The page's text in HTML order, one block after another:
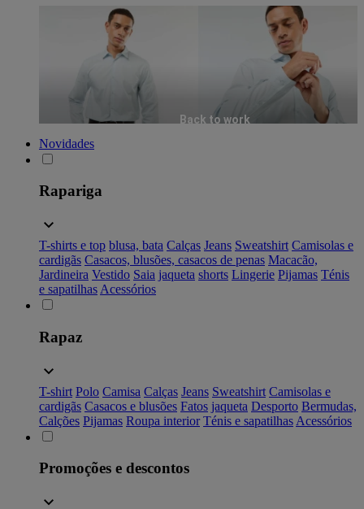
Back to work
Novidades
Rapariga
T-shirts e top blusa, bata Calças Jeans Sweatshirt Camisolas e
cardigãs Casacos, blusões, casacos de penas Macacão,
Jardineira Vestido Saia jaqueta shorts Lingerie Pijamas Ténis
e sapatilhas Acessórios
Rapaz
T-shirt Polo Camisa Calças Jeans Sweatshirt Camisolas e
cardigãs Casacos e blusões Fatos jaqueta Desporto Bermudas,
Calções Pijamas Roupa interior Ténis e sapatilhas Acessórios
Promoções e descontos